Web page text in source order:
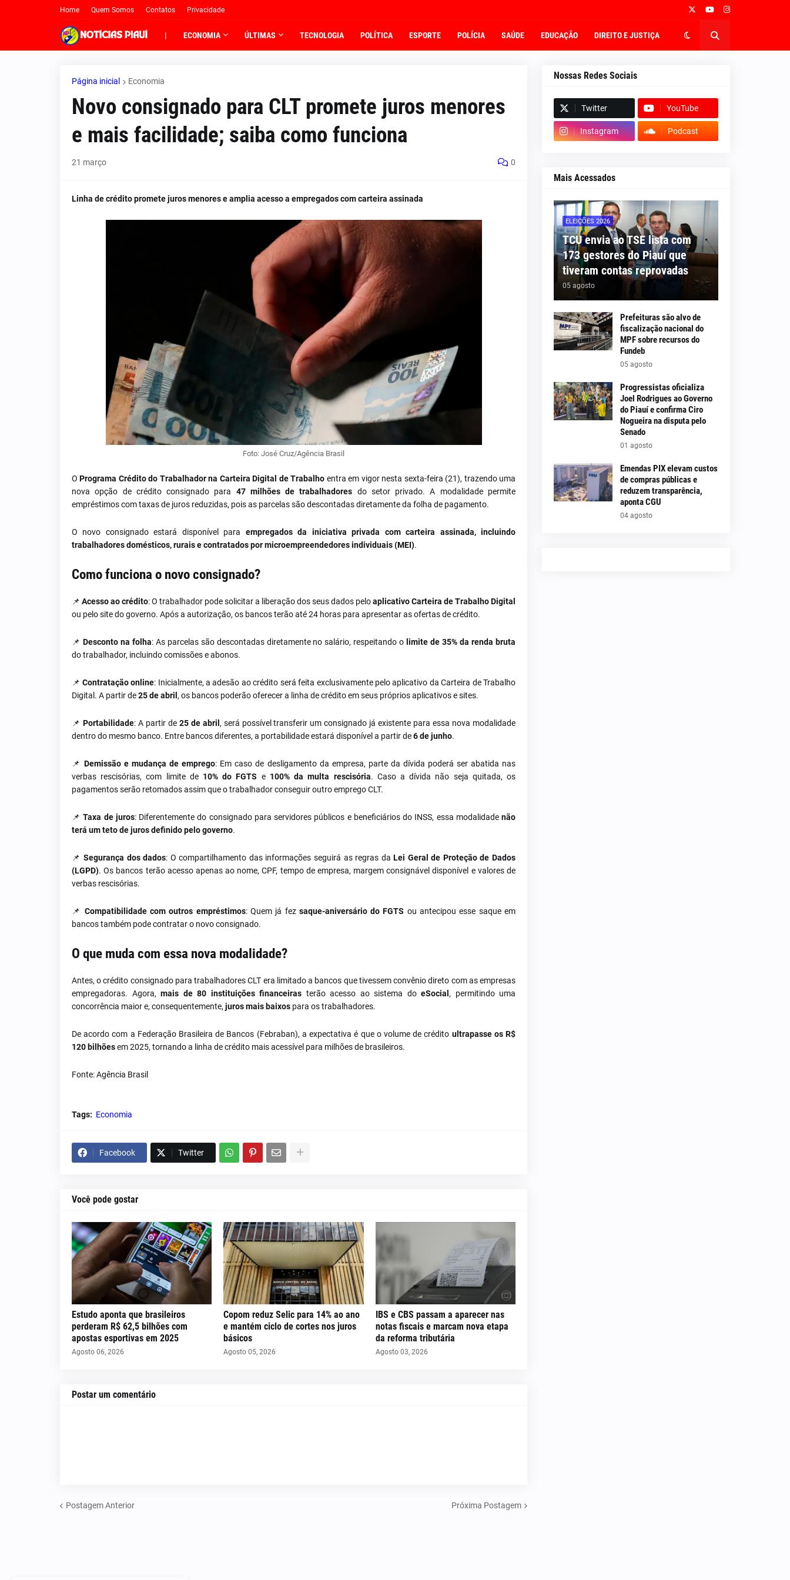
Home Quem Somos Contatos Privacidade
| ECONOMIA ÚLTIMAS TECNOLOGIA POLÍTICA ESPORTE POLÍCIA SAÚDE EDUCAÇÃO DIREITO E JUSTIÇA
Página inicial Economia
Novo consignado para CLT promete juros menores
e mais facilidade; saiba como funciona
21 março 0
Linha de crédito promete juros menores e amplia acesso a empregados com carteira assinada
Foto: José Cruz/Agência Brasil
OPrograma Crédito do Trabalhador na Carteira Digital de Trabalho entra em vigor nesta sexta-feira (21), trazendo uma
nova opção de crédito consignado para 47 milhões de trabalhadores do setor privado. A modalidade permite
empréstimos com taxas de juros reduzidas, pois as parcelas são descontadas diretamente da folha de pagamento.
O novo consignado estará disponível para empregados da iniciativa privada com carteira assinada, incluindo
trabalhadores domésticos, rurais e contratados por microempreendedores individuais (MEI).
Como funciona o novo consignado?
📌 Acesso ao crédito: O trabalhador pode solicitar a liberação dos seus dados peloaplicativo Carteira de Trabalho Digital
ou pelo site do governo. Após a autorização, os bancos terão até 24 horas para apresentar as ofertas de crédito.
📌 Desconto na folha: As parcelas são descontadas diretamente no salário, respeitando o limite de 35% da renda bruta
do trabalhador, incluindo comissões e abonos.
📌 Contratação online: Inicialmente, a adesão ao crédito será feita exclusivamente pelo aplicativo da Carteira de Trabalho
Digital. A partir de25 de abril , os bancos poderão oferecer a linha de crédito em seus próprios aplicativos e sites.
📌 Portabilidade: A partir de 25 de abril , será possível transferir um consignado já existente para essa nova modalidade
dentro do mesmo banco. Entre bancos diferentes, a portabilidade estará disponível a partir de6 de junho.
📌Demissão e mudança de emprego: Em caso de desligamento da empresa, parte da dívida poderá ser abatida nas
verbas rescisórias, com limite de 10% do FGTS e 100% da multa rescisória. Caso a dívida não seja quitada, os
pagamentos serão retomados assim que o trabalhador conseguir outro emprego CLT.
📌Taxa de juros: Diferentemente do consignado para servidores públicos e beneficiários do INSS, essa modalidadenão
terá um teto de juros definido pelo governo.
📌Segurança dos dados: O compartilhamento das informações seguirá as regras daLei Geral de Proteção de Dados
(LGPD). Os bancos terão acesso apenas ao nome, CPF, tempo de empresa, margem consignável disponível e valores de
verbas rescisórias.
📌 Compatibilidade com outros empréstimos: Quem já fez saque-aniversário do FGTS ou antecipou esse saque em
bancos também pode contratar o novo consignado.
O que muda com essa nova modalidade?
Antes, o crédito consignado para trabalhadores CLT era limitado a bancos que tivessem convênio direto com as empresas
empregadoras. Agora, mais de 80 instituições financeiras terão acesso ao sistema do eSocial , permitindo uma
concorrência maior e, consequentemente, juros mais baixos para os trabalhadores.
De acordo com a Federação Brasileira de Bancos (Febraban), a expectativa é que o volume de crédito ultrapasse os R$
120 bilhõesem 2025, tornando a linha de crédito mais acessível para milhões de brasileiros.
Fonte: Agência Brasil
Tags: Economia
Facebook Twitter
Você pode gostar
Estudo aponta que brasileiros
perderam R$ 62,5 bilhões com
apostas esportivas em 2025
Agosto 06, 2026
Copom reduz Selic para 14% ao ano
e mantém ciclo de cortes nos juros
básicos
Agosto 05, 2026
IBS e CBS passam a aparecer nas
notas fiscais e marcam nova etapa
da reforma tributária
Agosto 03, 2026
Postar um comentário
Postagem Anterior Próxima Postagem
Nossas Redes Sociais
Twitter YouTube
Instagram Podcast
Mais Acessados
ELEIÇÕES 2026
TCU envia ao TSE lista com
173 gestores do Piauí que
tiveram contas reprovadas
05 agosto
Prefeituras são alvo de
fiscalização nacional do
MPF sobre recursos do
Fundeb
05 agosto
Progressistas oficializa
Joel Rodrigues ao Governo
do Piauí e confirma Ciro
Nogueira na disputa pelo
Senado
01 agosto
Emendas PIX elevam custos
de compras públicas e
reduzem transparência,
aponta CGU
04 agosto